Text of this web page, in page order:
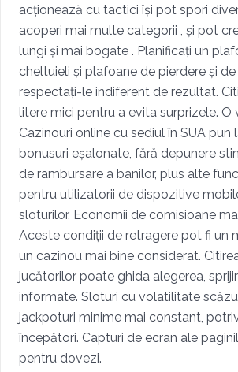
acționează cu tactici își pot spori
acoperi mai multe categorii , și pot
lungi și mai bogate . Planificați un
cheltuieli și plafoane de pierdere și
respectați-le indiferent de rezultat.
litere mici pentru a evita surprizele. O
Cazinouri online cu sediul în SUA pun
bonusuri eșalonate, fără depunere
de rambursare a banilor, plus alte
pentru utilizatorii de dispozitive
sloturilor. Economii de comisioane
Aceste condiții de retragere pot fi un
un cazinou mai bine considerat.
jucătorilor poate ghida alegerea,
informate. Sloturi cu volatilitate
jackpoturi minime mai constant,
începători. Capturi de ecran ale
pentru dovezi.